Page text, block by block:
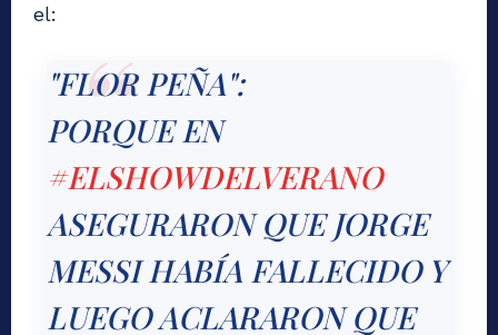
el:
"FLOR PEÑA":
PORQUE EN
#ELSHOWDELVERANO
ASEGURARON QUE JORGE
MESSI HABÍA FALLECIDO Y
LUEGO ACLARARON QUE